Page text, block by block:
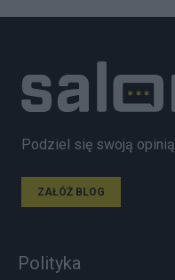
Podziel się swoją opinią
ZAŁÓŻ BLOG
Polityka